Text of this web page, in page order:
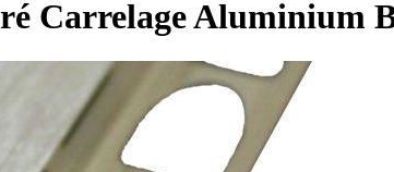
Carrelage Aluminium